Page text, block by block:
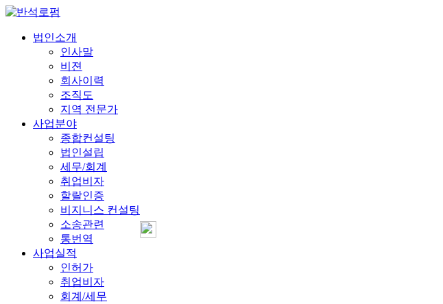
법인소개
인사말
비젼
회사이력
조직도
지역 전문가
사업분야
종합컨설팅
법인설립
세무/회계
취업비자
할랄인증
비지니스 컨설팅
소송관련
통번역
사업실적
인허가
취업비자
회계/세무